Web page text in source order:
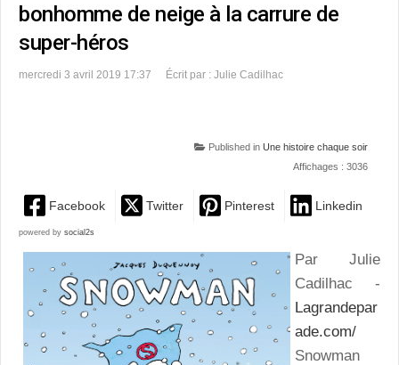
bonhomme de neige à la carrure de
super-héros
mercredi 3 avril 2019 17:37 Écrit par : Julie Cadilhac
Published in Une histoire chaque soir
Affichages : 3036
Facebook Twitter Pinterest Linkedin
powered by social2s
Par Julie
Cadilhac -
Lagrandepar
ade.com/
Snowman